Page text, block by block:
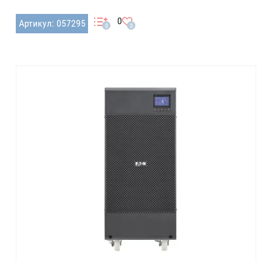
Артикул: 057295 0 0 0